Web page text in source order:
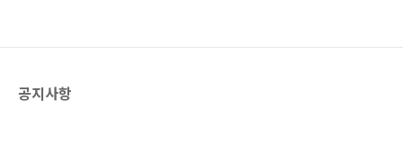
라고 할 수 있다. 클라우드 컴퓨팅은 인프라의 혁
공지사항